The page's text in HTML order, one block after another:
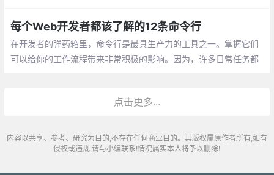
每个Web开发者都该了解的12条命令行
在开发者的弹药箱里，命令行是最具生产力的工具之一。掌握它们
可以给你的工作流程带来非常积极的影响。因为，许多日常任务都
点击更多...
内容以共享、参考、研究为目的,不存在任何商业目的。其版权属原作者所有,如有
侵权或违规,请与小编联系!情况属实本人将予以删除!